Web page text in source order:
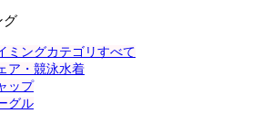
グ
ミングカテゴリすべて
ア・競泳水着
ップ
グル